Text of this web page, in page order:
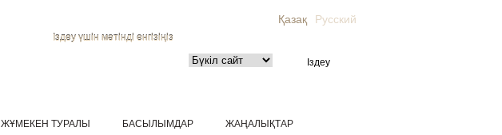
Қазақ Русский
Іздеу үшін мәтінді енгізіңіз
ЖҰМЕКЕН ТУРАЛЫ БАСЫЛЫМДАР ЖАҢАЛЫҚТАР